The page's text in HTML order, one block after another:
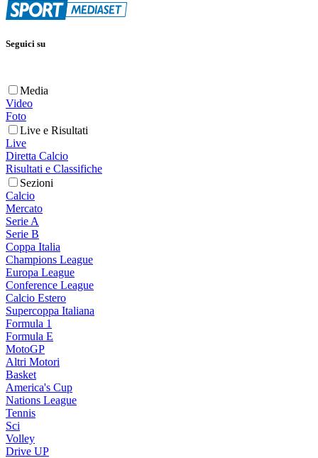
Seguici su
Media
Video
Foto
Live e Risultati
Live
Diretta Calcio
Risultati e Classifiche
Sezioni
Calcio
Mercato
Serie A
Serie B
Coppa Italia
Champions League
Europa League
Conference League
Calcio Estero
Supercoppa Italiana
Formula 1
Formula E
MotoGP
Altri Motori
Basket
America's Cup
Nations League
Tennis
Sci
Volley
Drive UP